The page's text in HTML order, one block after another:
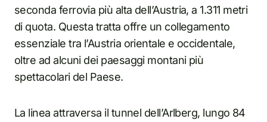
seconda ferrovia più alta dell’Austria, a 1.311 metri
di quota. Questa tratta offre un collegamento
essenziale tra l’Austria orientale e occidentale,
oltre ad alcuni dei paesaggi montani più
spettacolari del Paese.
La linea attraversa il tunnel dell’Arlberg, lungo 84